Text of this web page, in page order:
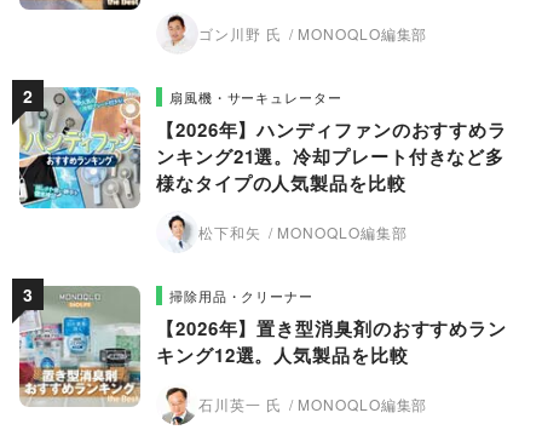
ゴン川野 氏 MONOQLO編集部
扇風機・サーキュレーター
【2026年】ハンディファンのおすすめラ
ンキング21選。冷却プレート付きなど多
様なタイプの人気製品を比較
松下和矢 MONOQLO編集部
掃除用品・クリーナー
【2026年】置き型消臭剤のおすすめラン
キング12選。人気製品を比較
石川英一 氏 MONOQLO編集部